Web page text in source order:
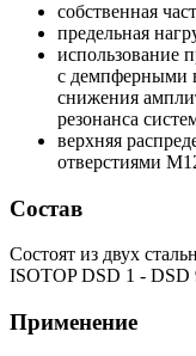
собственная
предельная
использование
с демпферными
снижения
резонанса
верхняя
отверстиями
Состав
Состоят из двух
ISOTOP DSD 1 - DSD
Применение